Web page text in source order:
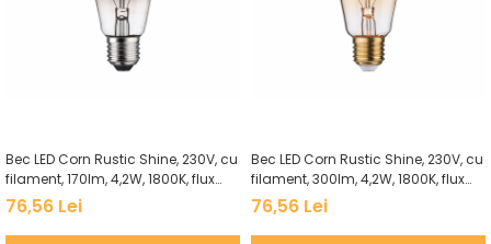
Bec LED Corn Rustic Shine, 230V, cu
filament, 170lm, 4,2W, 1800K, flux
luminos variabil în 3 pași, sticlă
afumată
76,56 Lei
Bec LED Corn Rustic Shine, 230V, cu
filament, 300lm, 4,2W, 1800K, flux
luminos variabil în 3 pași, auriu
76,56 Lei